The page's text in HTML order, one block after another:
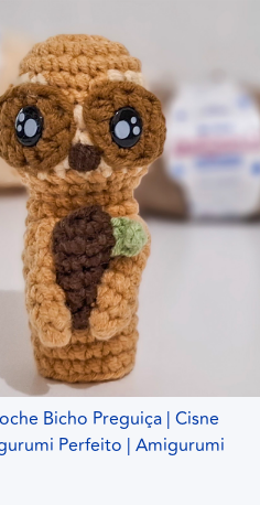
Bicho Preguiça | Cisne
Perfeito | Amigurumi